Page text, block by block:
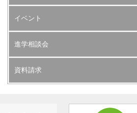
イベント
進学相談会
資料請求